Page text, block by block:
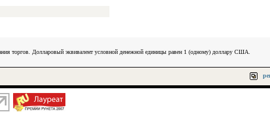
торгов. Долларовый эквивалент условной денежной единицы равен 1 (одному) доллару США.